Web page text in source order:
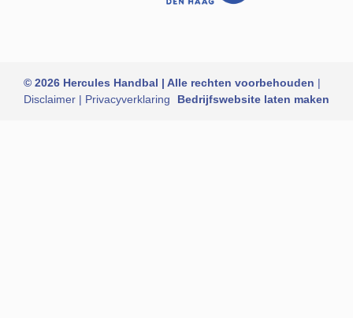
© 2026 Hercules Handbal | Alle rechten voorbehouden |
Disclaimer | Privacyverklaring Bedrijfswebsite laten maken